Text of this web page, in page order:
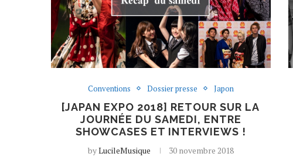
Conventions Dossier presse Japon
[JAPAN EXPO 2018] RETOUR SUR LA
JOURNÉE DU SAMEDI, ENTRE
SHOWCASES ET INTERVIEWS !
byLucileMusique 30 novembre 2018